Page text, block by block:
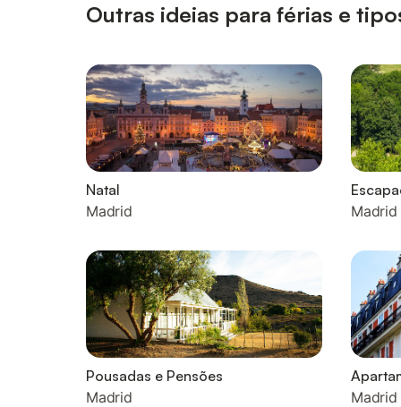
Outras ideias para férias e
Natal
Madrid
Madrid
Pousadas e Pensões
Madrid
Madrid